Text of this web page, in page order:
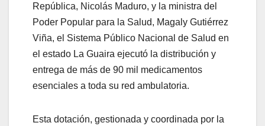
República, Nicolás Maduro, y la ministra del
Poder Popular para la Salud, Magaly Gutiérrez
Viña, el Sistema Público Nacional de Salud en
el estado La Guaira ejecutó la distribución y
entrega de más de 90 mil medicamentos
esenciales a toda su red ambulatoria.
Esta dotación, gestionada y coordinada por la